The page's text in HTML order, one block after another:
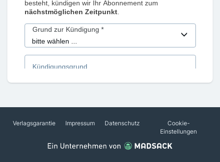
Verlagsgarantie Impressum Datenschutz
Cookie-
Einstellungen